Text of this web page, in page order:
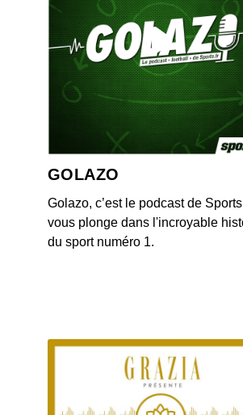
GOLAZO
Golazo, c’est le podcast de
vous plonge dans l'incroyable
du sport numéro 1.